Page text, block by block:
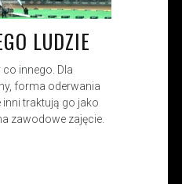
LUDZIE
innego. Dla
forma oderwania
traktują go jako
zawodowe zajęcie.